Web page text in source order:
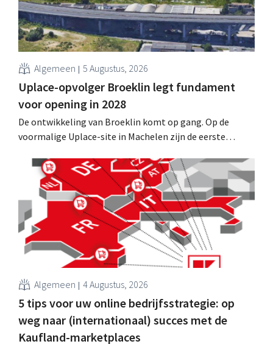
Algemeen 5 Augustus, 2026
Uplace-opvolger Broeklin legt fundament
voor opening in 2028
De ontwikkeling van Broeklin komt op gang. Op de
voormalige Uplace-site in Machelen zijn de eerste
eigenlijke bouw starten, met een geplande opening in
Algemeen 4 Augustus, 2026
5 tips voor uw online bedrijfsstrategie: op
weg naar (internationaal) succes met de
Kaufland-marketplaces